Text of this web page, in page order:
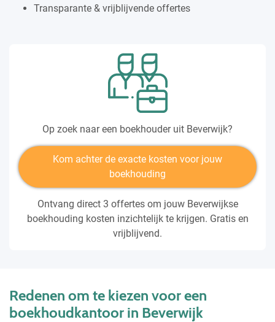
Transparante & vrijblijvende offertes
Op zoek naar een boekhouder uit Beverwijk?
Kom achter de exacte kosten voor jouw
boekhouding
Ontvang direct 3 offertes om jouw Beverwijkse
boekhouding kosten inzichtelijk te krijgen. Gratis en
vrijblijvend.
Redenen om te kiezen voor een
boekhoudkantoor in Beverwijk